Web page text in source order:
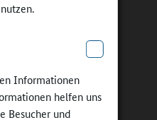
Informationen
helfen uns
Besucher und